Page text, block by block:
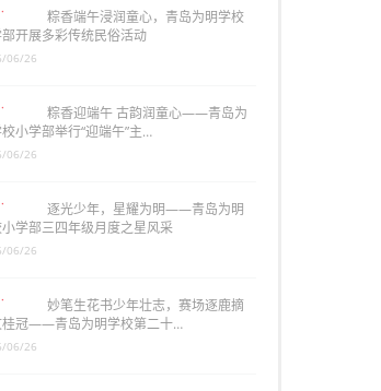
粽香端午浸润童心，青岛为明学校
开展多彩传统民俗活动
06/26
粽香迎端午 古韵润童心——青岛为
小学部举行“迎端午”主…
06/26
逐光少年，星耀为明——青岛为明
学部三四年级月度之星风采
06/26
妙笔生花书少年壮志，赛场逐鹿摘
桂冠——青岛为明学校第二十…
06/26